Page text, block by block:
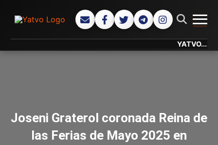
YATVO... Tu
Joseni Graterol coronada Reina de
las Ferias de Mayo 2025 en